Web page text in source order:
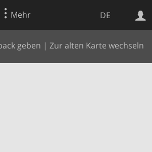
DE
Mehr
geben | Zur alten Karte wechseln
Websuche